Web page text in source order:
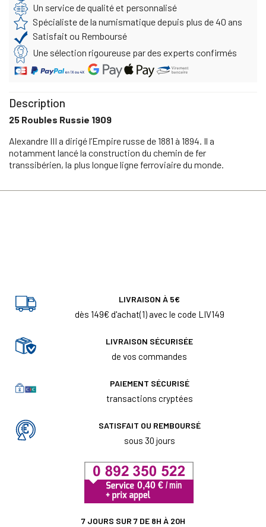
Un service de qualité et personnalisé
Spécialiste de la numismatique depuis plus de 40 ans
Satisfait ou Remboursé
Une sélection rigoureuse par des experts confirmés
Description
25 Roubles Russie 1909
Alexandre III a dirigé l’Empire russe de 1881 à 1894. Il a
notamment lancé la construction du chemin de fer
transsibérien, la plus longue ligne ferroviaire du monde.
LIVRAISON À 5€
dès 149€ d'achat(1) avec le code LIV149
LIVRAISON SÉCURISÉE
de vos commandes
PAIEMENT SÉCURISÉ
transactions cryptées
SATISFAIT OU REMBOURSÉ
sous 30 jours
7 JOURS SUR 7 DE 8H À 20H